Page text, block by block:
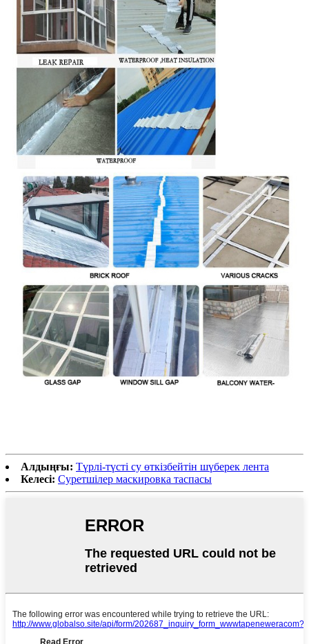
Алдыңғы: Түрлі-түсті су өткізбейтін шүберек лента
Келесі: Суретшілер маскировка таспасы